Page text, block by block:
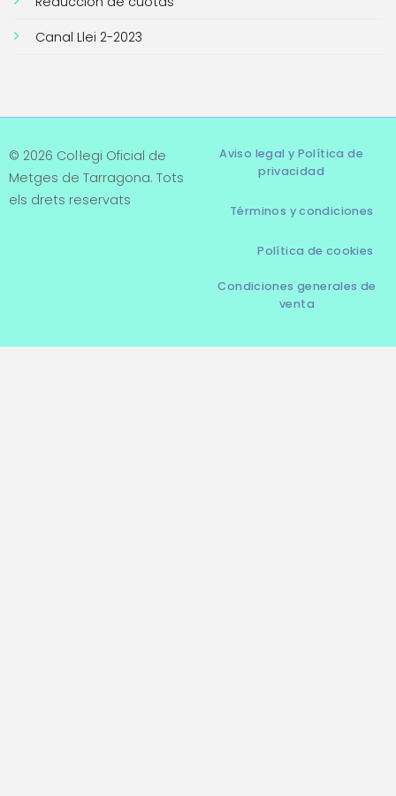
Canal Llei 2-2023
© 2026 Col·legi Oficial de
Metges de Tarragona. Tots
els drets reservats
Aviso legal y Política de
privacidad
Términos y condiciones
Política de cookies
Condiciones generales de
venta